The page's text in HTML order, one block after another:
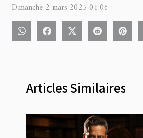
Dimanche 2 mars 2025 01:06
Articles Similaires